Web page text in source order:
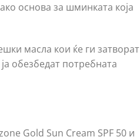
основа за шминката која
масла кои ќе ги затворат
обезбедат потребната
Gold Sun Cream SPF 50 и